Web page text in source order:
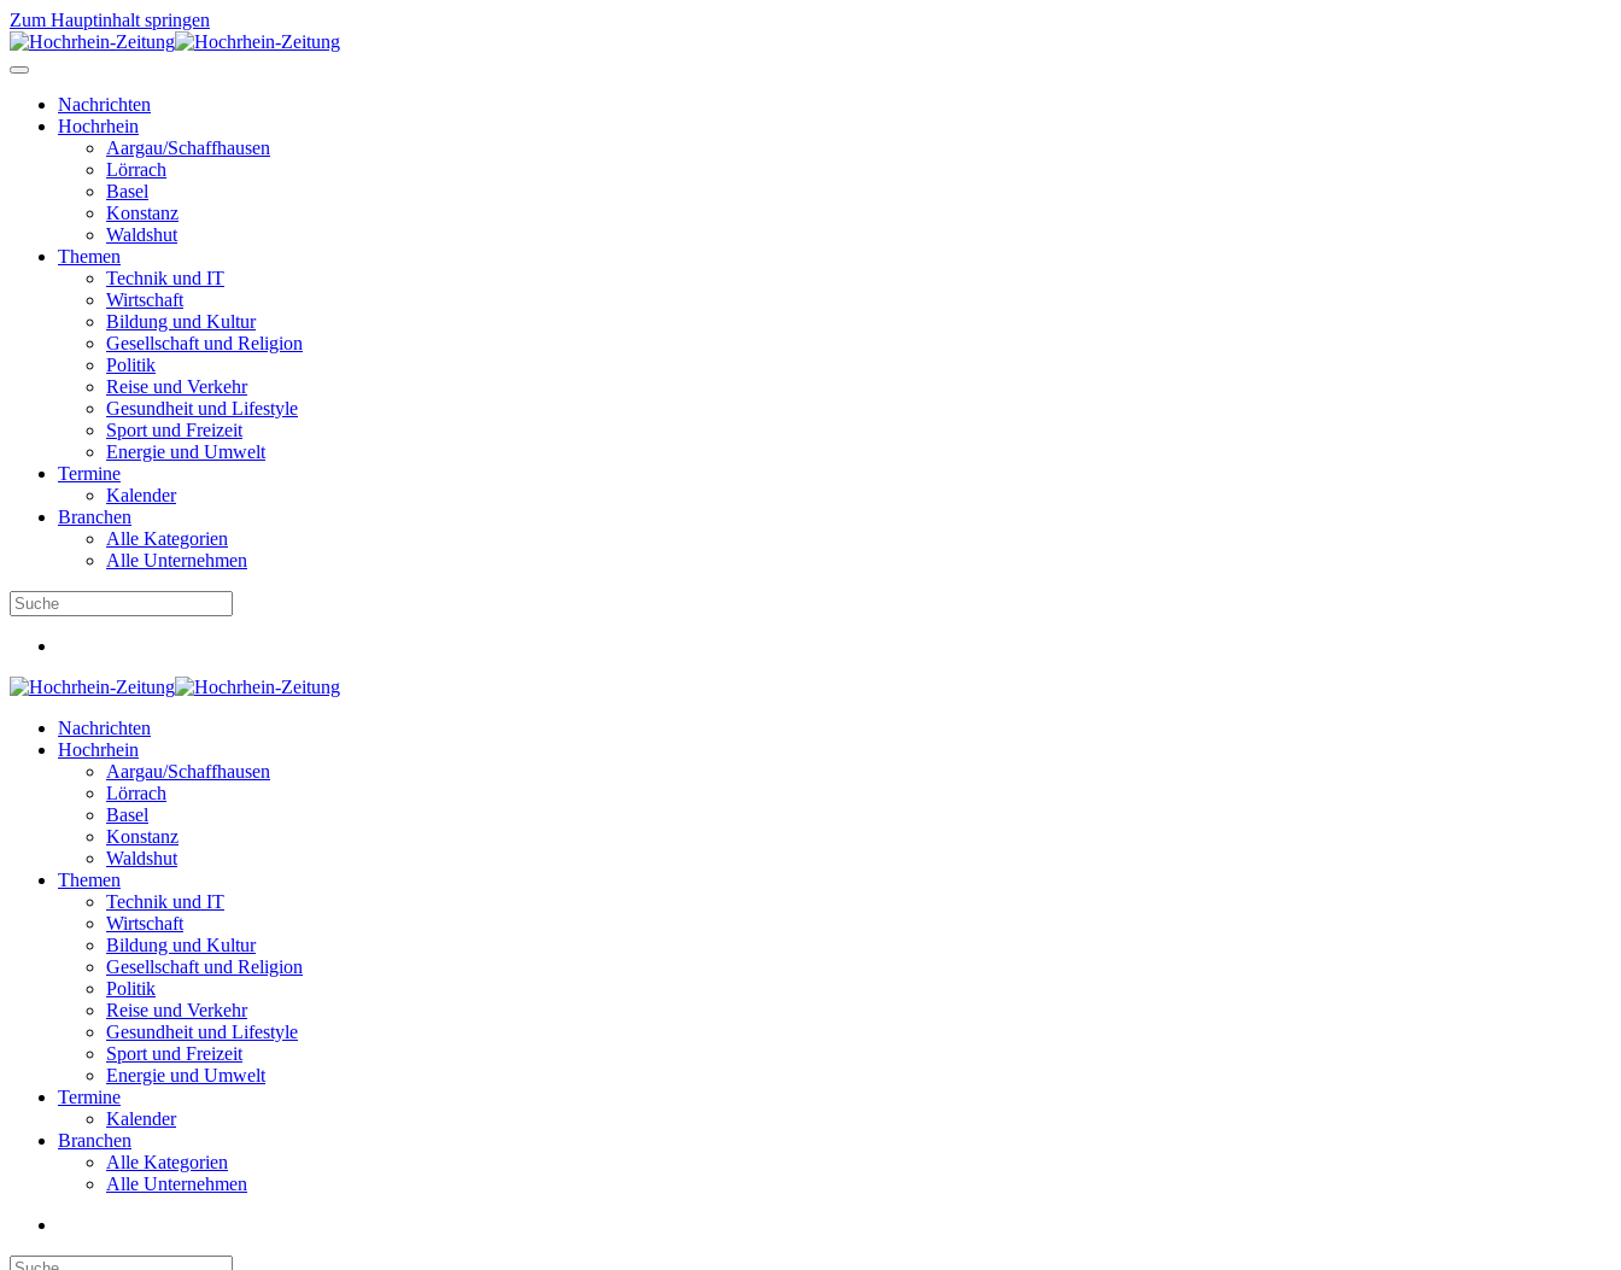
Zum Hauptinhalt springen
Nachrichten
Hochrhein
Aargau/Schaffhausen
Lörrach
Basel
Konstanz
Waldshut
Themen
Technik und IT
Wirtschaft
Bildung und Kultur
Gesellschaft und Religion
Politik
Reise und Verkehr
Gesundheit und Lifestyle
Sport und Freizeit
Energie und Umwelt
Termine
Kalender
Branchen
Alle Kategorien
Alle Unternehmen
Nachrichten
Hochrhein
Aargau/Schaffhausen
Lörrach
Basel
Konstanz
Waldshut
Themen
Technik und IT
Wirtschaft
Bildung und Kultur
Gesellschaft und Religion
Politik
Reise und Verkehr
Gesundheit und Lifestyle
Sport und Freizeit
Energie und Umwelt
Termine
Kalender
Branchen
Alle Kategorien
Alle Unternehmen